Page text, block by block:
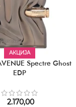
АКЦИЈА
Spectre Ghost
EDP
2.170,00